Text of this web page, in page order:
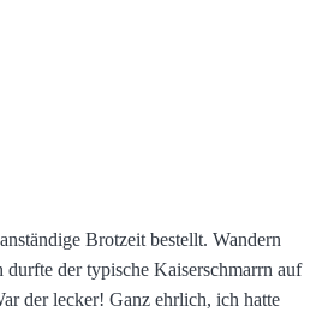
Brotzeit bestellt. Wandern
der typische Kaiserschmarrn auf
der lecker! Ganz ehrlich, ich hatte